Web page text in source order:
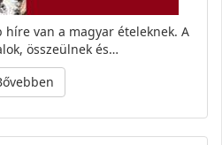
van a magyar ételeknek. A
összeülnek és…